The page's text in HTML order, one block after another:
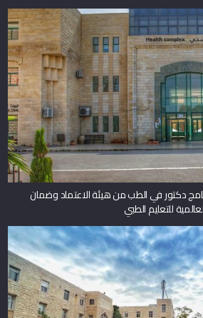
دكتور في الطب من هيئة الاعتماد وضمان
للتعليم الطبي